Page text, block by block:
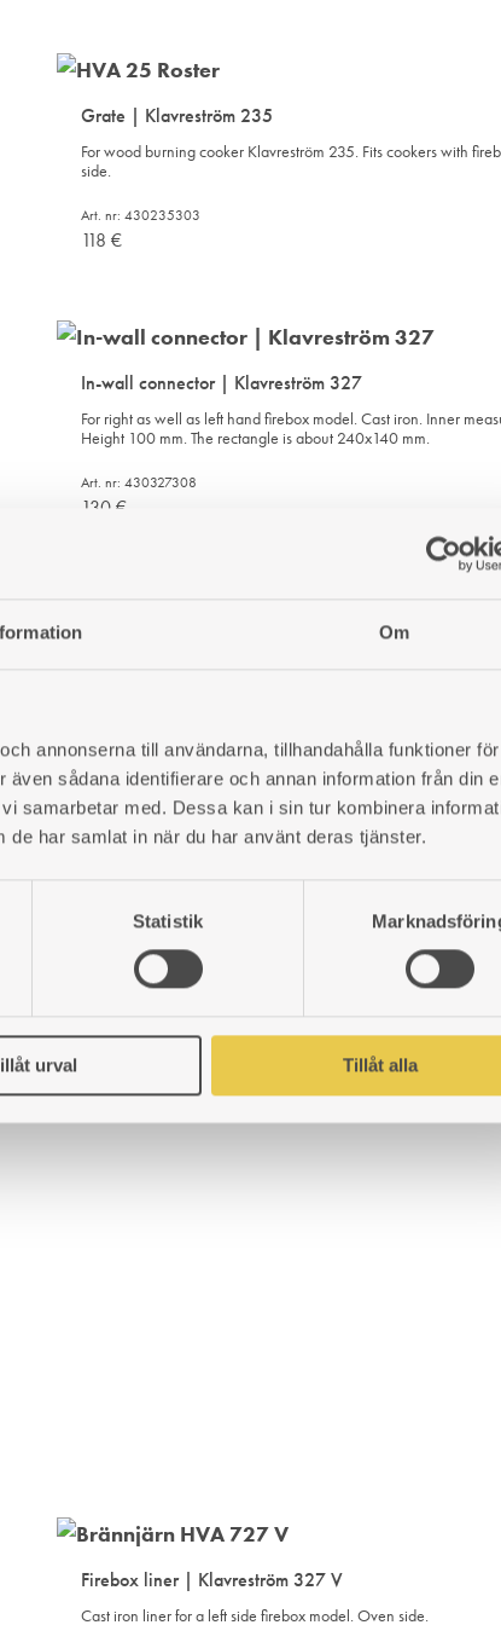
Om
annonserna till användarna, tillhandahålla funktioner för
sådana identifierare och annan information från din
samarbetar med. Dessa kan i sin tur kombinera
har samlat in när du har använt deras tjänster.
Statistik
urval Tillåt alla
Grate | Klavreström 235
For wood burning cooker Klavreström 235. Fits cookers with
side.
Art. nr: 430235303
118 €
In-wall connector | Klavreström 327
For right as well as left hand firebox model. Cast iron. Inner
Height 100 mm. The rectangle is about 240x140 mm.
Art. nr: 430327308
130€
For wood burning cooker Klavreström 326. Fits cookers with
Art. nr: 430326303
102€
Firebox liner | Klavreström 327 V
Cast iron liner for a left side firebox model. Oven side.